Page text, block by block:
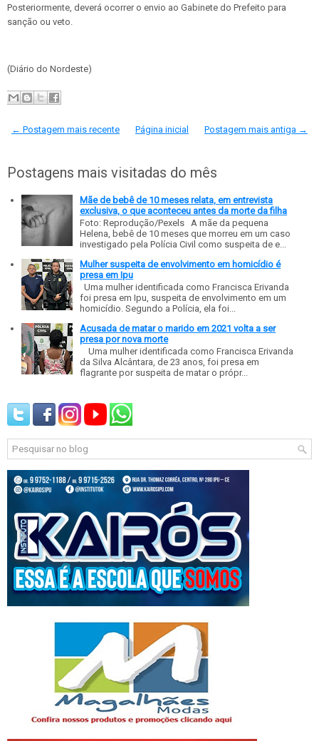
Posteriormente, deverá ocorrer o envio ao Gabinete do Prefeito para
sanção ou veto.
(Diário do Nordeste)
← Postagem mais recente Postagem mais antiga →
Página inicial
Postagens mais visitadas do mês
Mãe de bebê de 10 meses relata, em entrevista
exclusiva, o que aconteceu antes da morte da filha
Foto: Reprodução/Pexels A mãe da pequena
Helena, bebê de 10 meses que morreu em um caso
investigado pela Polícia Civil como suspeita de e...
Mulher suspeita de envolvimento em homicídio é
presa em Ipu
Uma mulher identificada como Francisca Erivanda
foi presa em Ipu, suspeita de envolvimento em um
homicídio. Segundo a Polícia, ela foi...
Acusada de matar o marido em 2021 volta a ser
presa por nova morte
Uma mulher identificada como Francisca Erivanda
da Silva Alcântara, de 23 anos, foi presa em
flagrante por suspeita de matar o própr...